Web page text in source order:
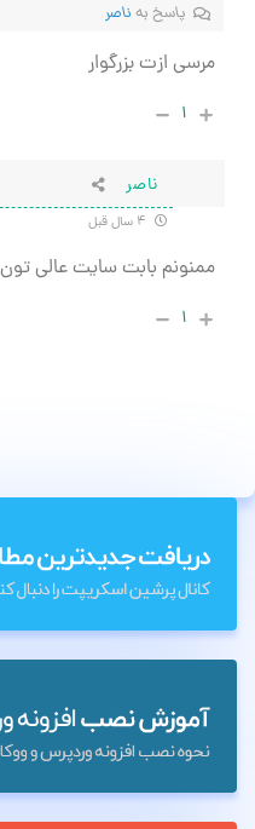
پاسخ به ناصر
مرسی ازت بزرگوار
۱
ناصر
ممنونم بابت سایت عالی تون
۱